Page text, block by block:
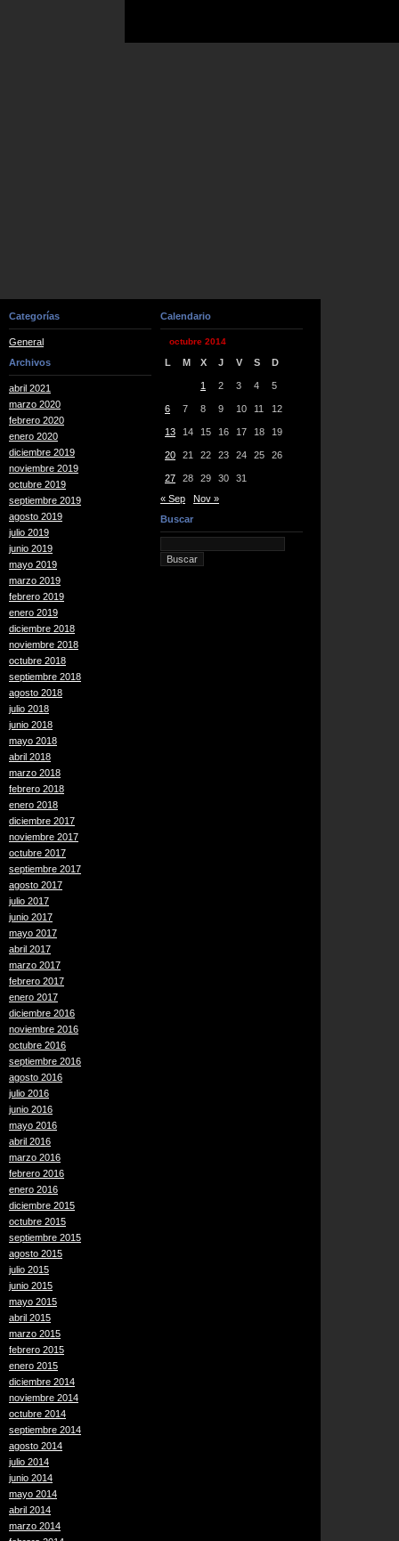
Categorías
General
Archivos
abril 2021
marzo 2020
febrero 2020
enero 2020
diciembre 2019
noviembre 2019
octubre 2019
septiembre 2019
agosto 2019
julio 2019
junio 2019
mayo 2019
marzo 2019
febrero 2019
enero 2019
diciembre 2018
noviembre 2018
octubre 2018
septiembre 2018
agosto 2018
julio 2018
junio 2018
mayo 2018
abril 2018
marzo 2018
febrero 2018
enero 2018
diciembre 2017
noviembre 2017
octubre 2017
septiembre 2017
agosto 2017
julio 2017
junio 2017
mayo 2017
abril 2017
marzo 2017
febrero 2017
enero 2017
diciembre 2016
noviembre 2016
octubre 2016
septiembre 2016
agosto 2016
julio 2016
junio 2016
mayo 2016
abril 2016
marzo 2016
febrero 2016
enero 2016
diciembre 2015
octubre 2015
septiembre 2015
agosto 2015
julio 2015
junio 2015
mayo 2015
abril 2015
marzo 2015
febrero 2015
enero 2015
diciembre 2014
noviembre 2014
octubre 2014
septiembre 2014
agosto 2014
julio 2014
junio 2014
mayo 2014
abril 2014
marzo 2014
Calendario
octubre 2014
L M X J V S D
1 2 3 4 5
6 7 8 9 10 11 12
13 14 15 16 17 18 19
20 21 22 23 24 25 26
27 28 29 30
31
« Sep
Nov »
Buscar